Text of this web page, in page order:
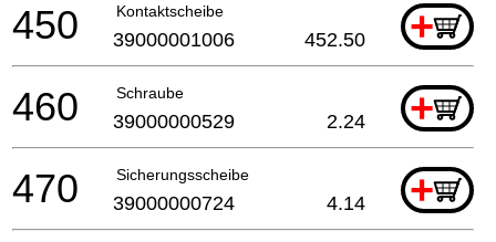
Kontaktscheibe +
450 39000001006 452.50
Schraube +
460 39000000529 2.24
Sicherungsscheibe +
470 39000000724 4.14